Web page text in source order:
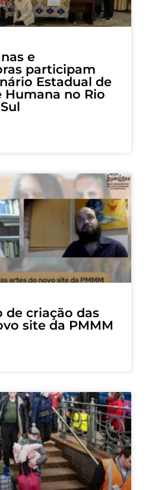
e
participam
Estadual de
Humana no Rio
de criação das
site da PMMM